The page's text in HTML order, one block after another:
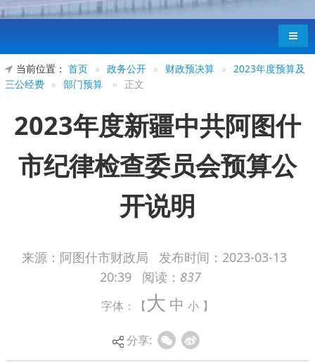
导航
当前位置： 首页 » 政务公开 » 财政预决算 »
2023年度预算及
三公经费 » 部门预算 » 正文
2023年度新疆中共阿图什
市纪律检查委员会预算公
开说明
来源：阿图什市财政局 发布时间： 2023-03-13
20:39
阅读： 837
字体：【大 中 小 】
分享:
2023年度新疆中共阿图什市纪律检查委员